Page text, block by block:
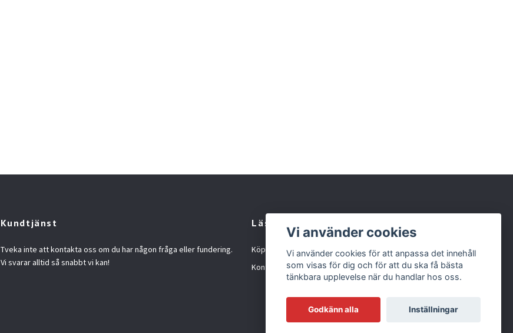
Kundtjänst
Tveka inte att kontakta oss om du har någon fråga eller fundering.
Vi svarar alltid så snabbt vi kan!
Läs mer
Köpvillkor
Kontakt
Vi använder cookies
Vi använder cookies för att anpassa det innehåll
som visas för dig och för att du ska få bästa
tänkbara upplevelse när du handlar hos oss.
Godkänn alla Inställningar